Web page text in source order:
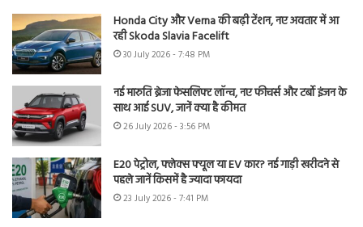
Honda City और Verna की बढ़ी टेंशन, नए अवतार में आ
रही Skoda Slavia Facelift
30 July 2026 - 7:48 PM
नई मारुति ब्रेजा फेसलिफ्ट लॉन्च, नए फीचर्स और टर्बो इंजन के
साथ आई SUV, जानें क्या है कीमत
26 July 2026 - 3:56 PM
E20 पेट्रोल, फ्लेक्स फ्यूल या EV कार? नई गाड़ी खरीदने से
पहले जानें किसमें है ज्यादा फायदा
23 July 2026 - 7:41 PM